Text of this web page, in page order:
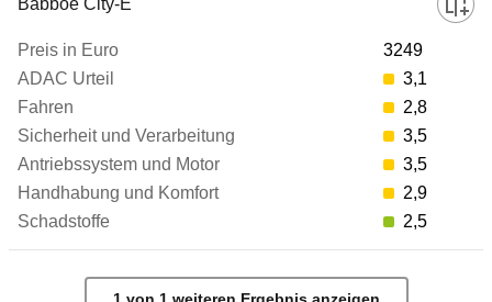
Babboe City-E
3249
3,1
2,8
3,5
3,5
2,9
2,5